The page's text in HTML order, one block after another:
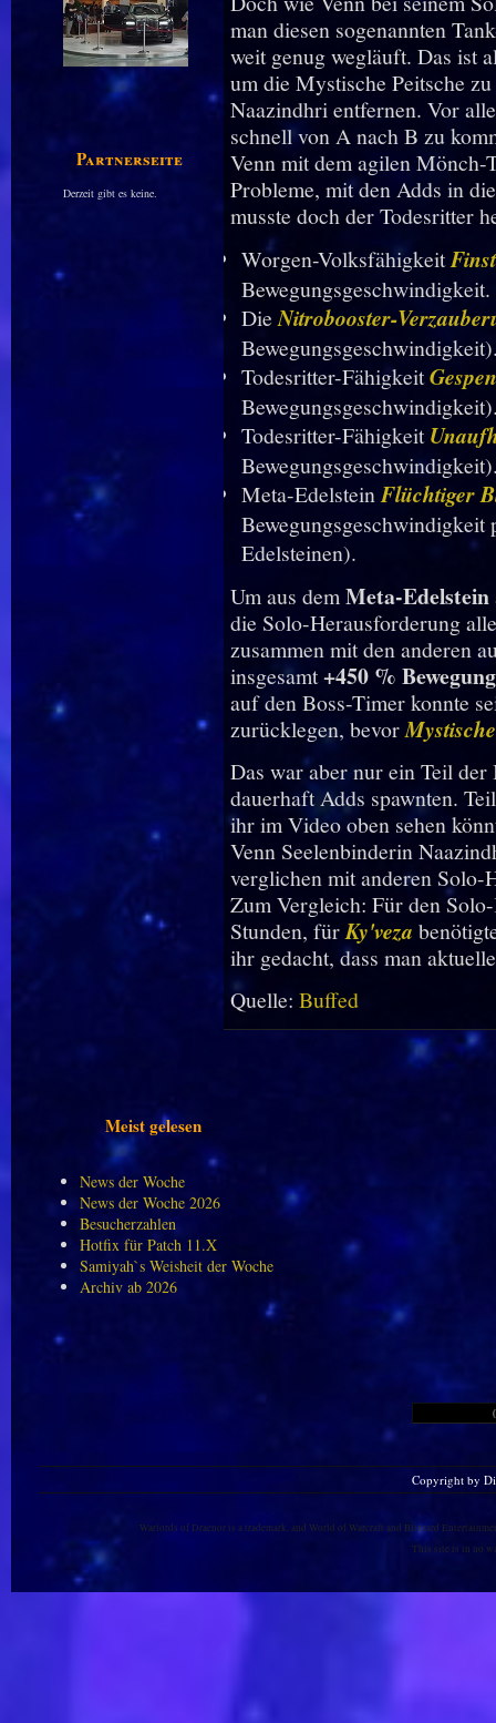
Partnerseiten
Derzeit gibt es keine.
man diesen sogenannten
weit genug wegläuft. Das ist
um die Mystische Peitsche
Naazindhri entfernen. Vor
schnell von A nach B zu
Venn mit dem agilen Mönch-
Probleme, mit den Adds in
musste doch der Todesritter
Worgen-Volksfähigkeit
Bewegungsgeschwindigkeit.
DieNitrobooster-
Todesritter-Fähigkeit
Todesritter-Fähigkeit
Meta-EdelsteinFlüchtiger
Bewegungsgeschwindigkeit
Edelsteinen).
Um aus demMeta-Edelstein
die Solo-Herausforderung
zusammen mit den anderen
insgesamt+450 %
auf den Boss-Timer konnte
zurücklegen, bevor
Das war aber nur ein Teil
dauerhaft Adds spawnten.
ihr im Video oben sehen
Venn Seelenbinderin
verglichen mit anderen Solo-
Zum Vergleich: Für den
Stunden, fürKy'veza
ihr gedacht, dass man
Quelle: Buffed
Meist gelesen
News der Woche
News der Woche 2026
Besucherzahlen
Hotfix für Patch 11.X
Samiyah`s Weisheit der Woche
Archiv ab 2026
Copyright by
Warlords of Draenor is a trademark, and World of Warcraft and Blizzard
This site is in no